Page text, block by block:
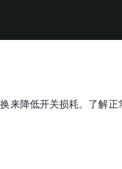
来降低开关损耗。了解